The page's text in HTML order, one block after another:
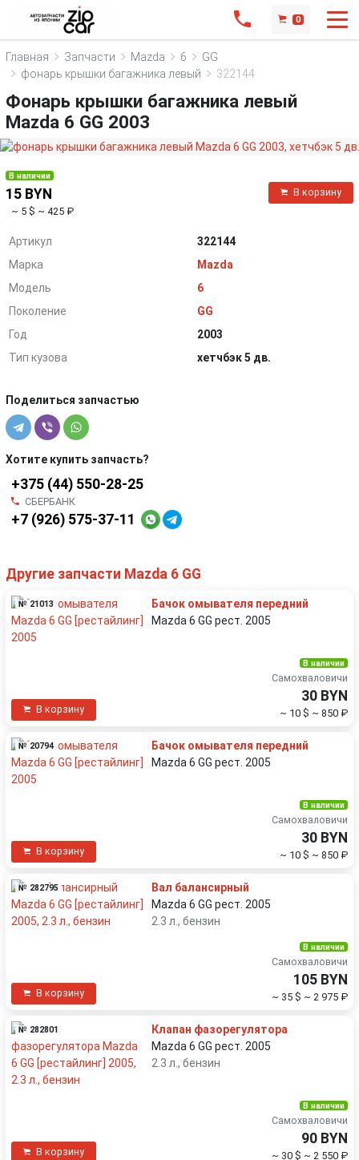
0
Главная Запчасти Mazda 6
GG
фонарь крышки багажника левый
322144
Фонарь крышки багажника левый
Mazda 6 GG 2003
В наличии
15 BYN
~ 5 $ ~ 425 ₽
В корзину
Артикул
322144
Марка
Mazda
Модель
6
Поколение
GG
Год
2003
Тип кузова
хетчбэк 5 дв.
Поделиться запчастью
Хотите купить запчасть?
+375 (44) 550-28-25
СБЕРБАНК
+7 (926) 575-37-11
Другие запчасти Mazda 6 GG
№ 21013
Бачок омывателя передний
Mazda 6 GG рест. 2005
В корзину
В наличии
Самохваловичи
30 BYN
~ 10 $ ~ 850 ₽
№ 20794
Бачок омывателя передний
Mazda 6 GG рест. 2005
В корзину
В наличии
Самохваловичи
30 BYN
~ 10 $ ~ 850 ₽
№ 282795
Вал балансирный
Mazda 6 GG рест. 2005
2.3 л., бензин
В корзину
В наличии
Самохваловичи
105 BYN
~ 35 $ ~ 2 975 ₽
№ 282801
Клапан фазорегулятора
Mazda 6 GG рест. 2005
2.3 л., бензин
В корзину
В наличии
Самохваловичи
90 BYN
~ 30 $ ~ 2 550 ₽